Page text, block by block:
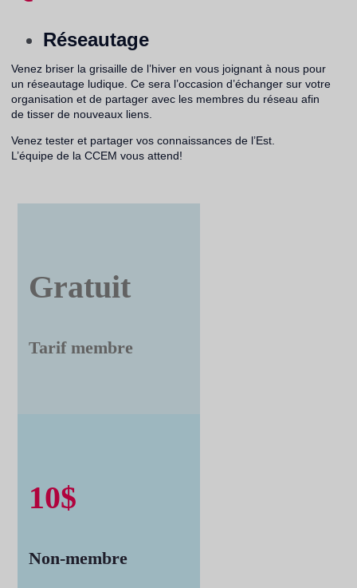
Réseautage
Venez briser la grisaille de l’hiver en vous joignant à nous pour
un réseautage ludique. Ce sera l’occasion d’échanger sur votre
organisation et de partager avec les membres du réseau afin
de tisser de nouveaux liens.
Venez tester et partager vos connaissances de l’Est.
L’équipe de la CCEM vous attend!
Gratuit
Tarif membre
10$
Non-membre